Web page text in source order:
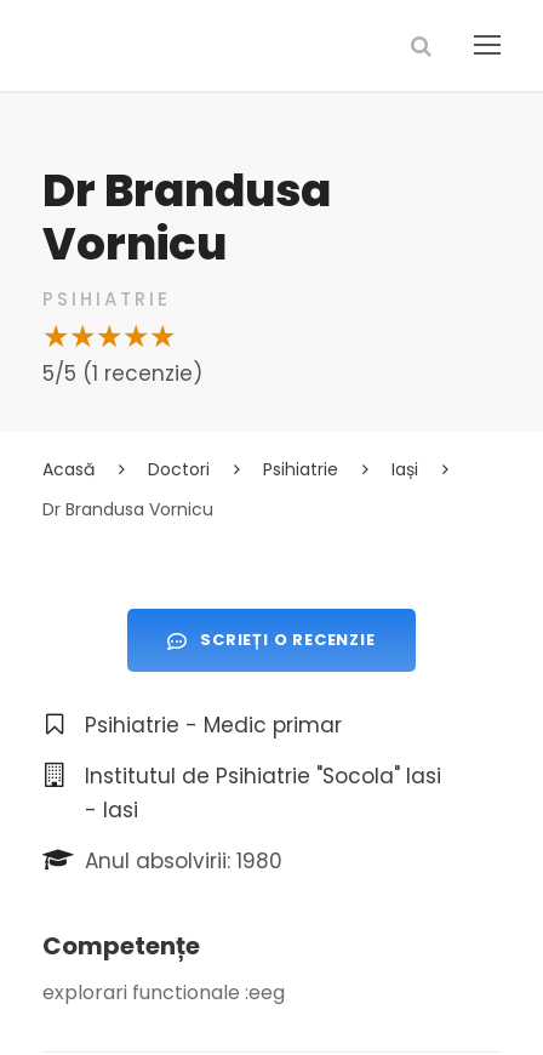
Dr Brandusa
Vornicu
PSIHIATRIE
5/5 (1 recenzie)
Acasă Doctori Psihiatrie
Iași
Dr Brandusa Vornicu
SCRIEȚI O RECENZIE
Psihiatrie - Medic primar
Institutul de Psihiatrie "Socola" Iasi
- Iasi
Anul absolvirii: 1980
Competențe
explorari functionale :eeg